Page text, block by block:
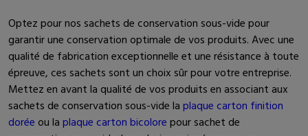
Optez pour nos sachets de conservation sous-vide pour
garantir une conservation optimale de vos produits. Avec une
qualité de fabrication exceptionnelle et une résistance à toute
épreuve, ces sachets sont un choix sûr pour votre entreprise.
Mettez en avant la qualité de vos produits en associant aux
sachets de conservation sous-vide laplaque carton finition
dorée ou laplaque carton bicolorepour sachet de